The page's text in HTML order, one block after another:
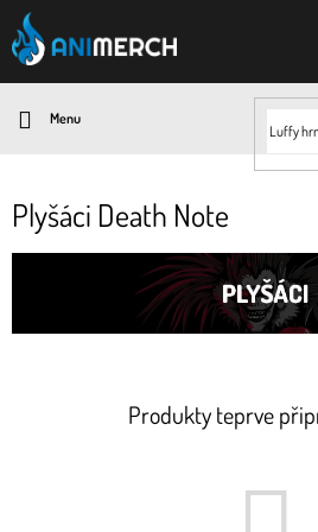
Přejít
na
obsah
Plyšáci Death Note
Produkty teprve